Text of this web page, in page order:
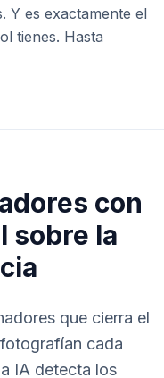
Y es exactamente el
tienes. Hasta
con
sobre la
que cierra el
cada
IA detecta los